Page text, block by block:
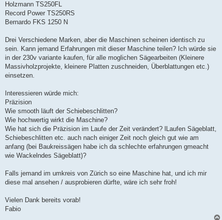
Holzmann TS250FL
Record Power TS250RS
Bernardo FKS 1250 N
Drei Verschiedene Marken, aber die Maschinen scheinen identisch zu
sein. Kann jemand Erfahrungen mit dieser Maschine teilen? Ich würde sie
in der 230v variante kaufen, für alle moglichen Sägearbeiten (Kleinere
Massivholzprojekte, kleinere Platten zuschneiden, Überblattungen etc.)
einsetzen.
Interessieren würde mich:
Präzision
Wie smooth läuft der Schiebeschlitten?
Wie hochwertig wirkt die Maschine?
Wie hat sich die Präzision im Laufe der Zeit verändert? lLaufen Sägeblatt,
Schiebeschlitten etc. auch nach einiger Zeit noch gleich gut wie am
anfang (bei Baukreissägen habe ich da schlechte erfahrungen gmeacht
wie Wackelndes Sägeblatt)?
Falls jemand im umkreis von Zürich so eine Maschine hat, und ich mir
diese mal ansehen / ausprobieren dürfte, wäre ich sehr froh!
Vielen Dank bereits vorab!
Fabio